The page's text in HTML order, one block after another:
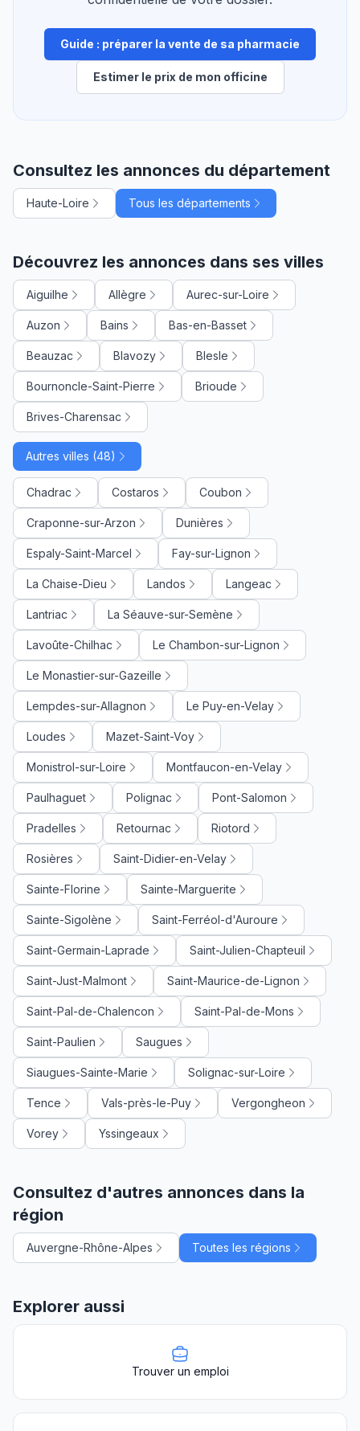
Guide : préparer la vente de sa pharmacie
Estimer le prix de mon officine
Consultez les annonces du département
Haute-Loire Tous les départements
Découvrez les annonces dans ses villes
Aiguilhe Allègre Aurec-sur-Loire
Auzon Bains Bas-en-Basset
Beauzac Blavozy Blesle
Bournoncle-Saint-Pierre Brioude
Brives-Charensac
Autres villes (48)
Chadrac Costaros Coubon
Craponne-sur-Arzon Dunières
Espaly-Saint-Marcel Fay-sur-Lignon
La Chaise-Dieu Landos Langeac
Lantriac La Séauve-sur-Semène
Lavoûte-Chilhac Le Chambon-sur-Lignon
Le Monastier-sur-Gazeille
Lempdes-sur-Allagnon Le Puy-en-Velay
Loudes Mazet-Saint-Voy
Monistrol-sur-Loire Montfaucon-en-Velay
Paulhaguet Polignac Pont-Salomon
Pradelles Retournac Riotord
Rosières Saint-Didier-en-Velay
Sainte-Florine Sainte-Marguerite
Sainte-Sigolène Saint-Ferréol-d'Auroure
Saint-Germain-Laprade Saint-Julien-Chapteuil
Saint-Just-Malmont Saint-Maurice-de-Lignon
Saint-Pal-de-Chalencon Saint-Pal-de-Mons
Saint-Paulien Saugues
Siaugues-Sainte-Marie Solignac-sur-Loire
Tence Vals-près-le-Puy Vergongheon
Vorey Yssingeaux
Consultez d'autres annonces dans la
région
Auvergne-Rhône-Alpes Toutes les régions
Explorer aussi
Trouver un emploi